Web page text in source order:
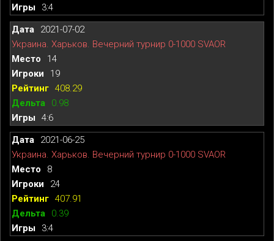
3:4
2021-07-02
Украина. Харьков. Вечерний турнир 0-1000 SVAOR
14
19
408.29
0.98
4:6
2021-06-25
Украина. Харьков. Вечерний турнир 0-1000 SVAOR
8
24
407.91
0.39
3:4